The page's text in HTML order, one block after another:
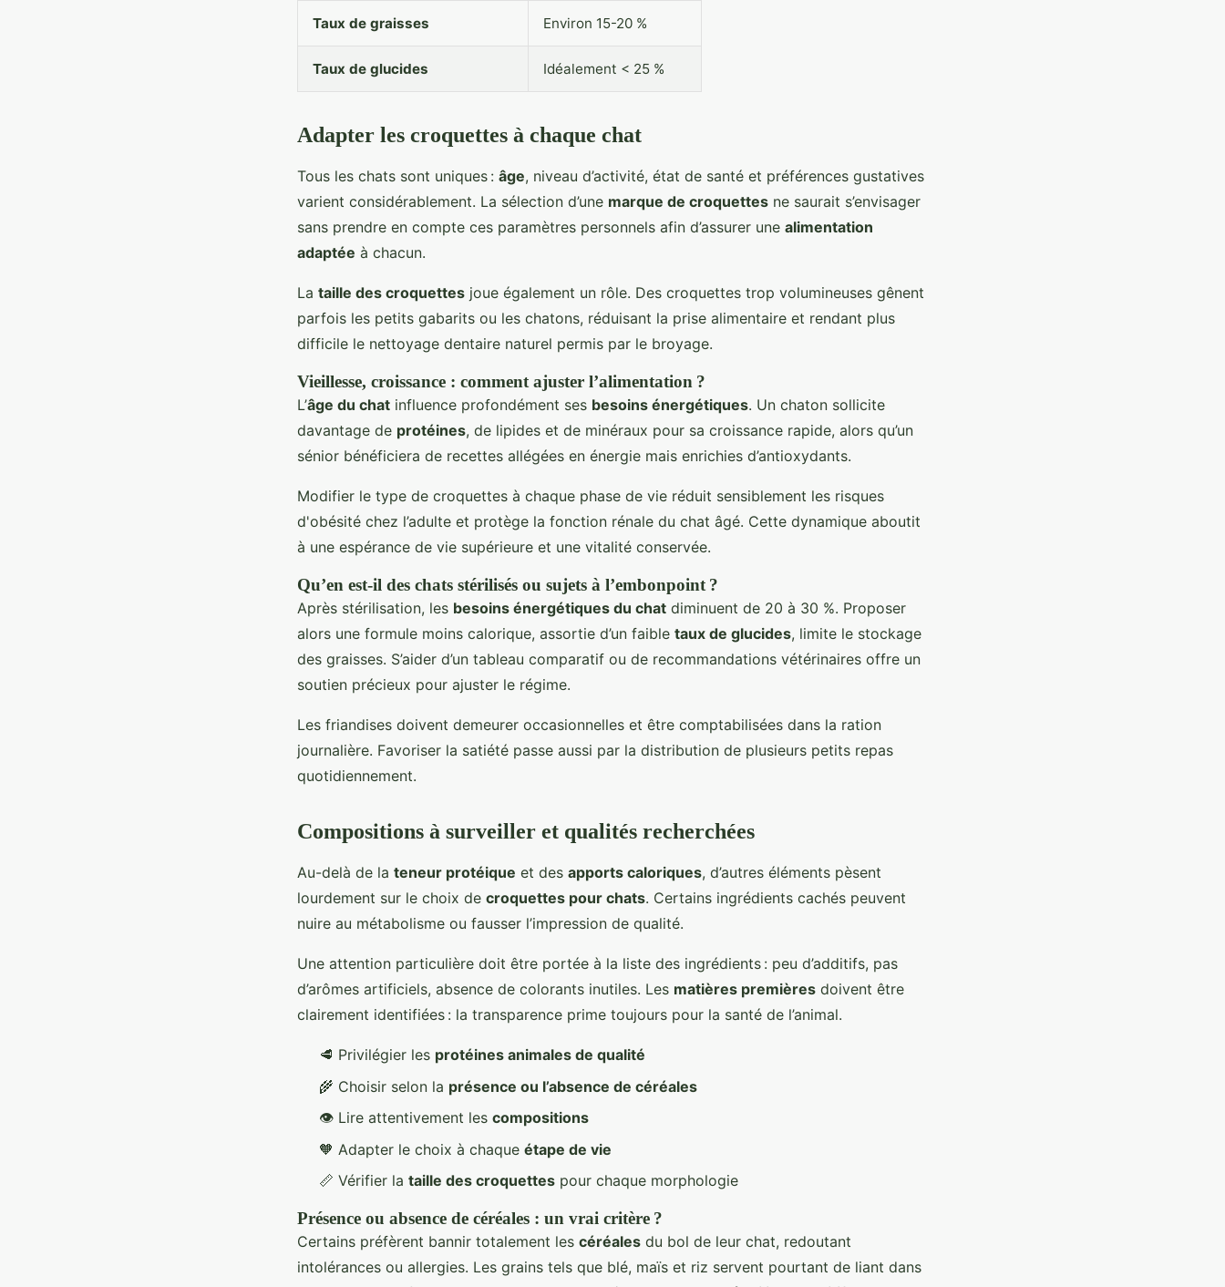
Taux de graisses Environ 15-20 %
Taux de glucides Idéalement < 25 %
Adapter les croquettes à chaque chat
Tous les chats sont uniques : âge, niveau d’activité, état de santé et préférences gustatives
varient considérablement. La sélection d’une marque de croquettes ne saurait s’envisager
sans prendre en compte ces paramètres personnels afin d’assurer une alimentation
adaptée à chacun.
La taille des croquettes joue également un rôle. Des croquettes trop volumineuses gênent
parfois les petits gabarits ou les chatons, réduisant la prise alimentaire et rendant plus
difficile le nettoyage dentaire naturel permis par le broyage.
Vieillesse, croissance : comment ajuster l’alimentation ?
L’âge du chat influence profondément ses besoins énergétiques. Un chaton sollicite
davantage de protéines, de lipides et de minéraux pour sa croissance rapide, alors qu’un
sénior bénéficiera de recettes allégées en énergie mais enrichies d’antioxydants.
Modifier le type de croquettes à chaque phase de vie réduit sensiblement les risques
d'obésité chez l’adulte et protège la fonction rénale du chat âgé. Cette dynamique aboutit
à une espérance de vie supérieure et une vitalité conservée.
Qu’en est-il des chats stérilisés ou sujets à l’embonpoint ?
Après stérilisation, les besoins énergétiques du chat diminuent de 20 à 30 %. Proposer
alors une formule moins calorique, assortie d’un faible taux de glucides, limite le stockage
des graisses. S’aider d’un tableau comparatif ou de recommandations vétérinaires offre un
soutien précieux pour ajuster le régime.
Les friandises doivent demeurer occasionnelles et être comptabilisées dans la ration
journalière. Favoriser la satiété passe aussi par la distribution de plusieurs petits repas
quotidiennement.
Compositions à surveiller et qualités recherchées
Au-delà de la teneur protéique et des apports caloriques, d’autres éléments pèsent
lourdement sur le choix de croquettes pour chats. Certains ingrédients cachés peuvent
nuire au métabolisme ou fausser l’impression de qualité.
Une attention particulière doit être portée à la liste des ingrédients : peu d’additifs, pas
d’arômes artificiels, absence de colorants inutiles. Les matières premières doivent être
clairement identifiées : la transparence prime toujours pour la santé de l’animal.
🥩 Privilégier les protéines animales de qualité
🌾 Choisir selon la présence ou l’absence de céréales
👁️ Lire attentivement les compositions
🧡 Adapter le choix à chaque étape de vie
📏 Vérifier la taille des croquettes pour chaque morphologie
Présence ou absence de céréales : un vrai critère ?
Certains préfèrent bannir totalement les céréales du bol de leur chat, redoutant
intolérances ou allergies. Les grains tels que blé, maïs et riz servent pourtant de liant dans